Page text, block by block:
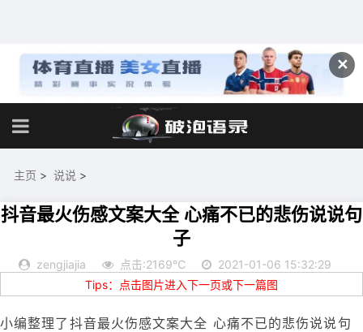
✕
主页 > 说说 >
抖音最火伤感文案大全 心痛不已的悲伤说说句
子
zengjiajia 点击:2169℃
2021-01-06 15:32:29
Tips：点击图片进入下一页或下一篇图
小编整理了抖音最火伤感文案大全 心痛不已的悲伤说说句